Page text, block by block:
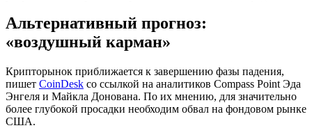
Альтернативный прогноз:
«воздушный карман»
Крипторынок приближается к завершению фазы падения,
пишет CoinDesk со ссылкой на аналитиков Compass Point Эда
Энгеля и Майкла Донована. По их мнению, для значительно
более глубокой просадки необходим обвал на фондовом рынке
США.